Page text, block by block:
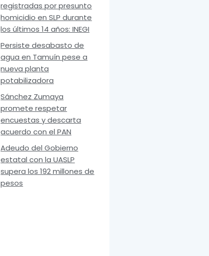
registradas por presunto
homicidio en SLP durante
los últimos 14 años: INEGI
Persiste desabasto de
agua en Tamuín pese a
nueva planta
potabilizadora
Sánchez Zumaya
promete respetar
encuestas y descarta
acuerdo con el PAN
Adeudo del Gobierno
estatal con la UASLP
supera los 192 millones de
pesos